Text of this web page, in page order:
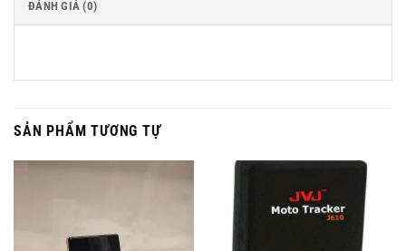
ĐÁNH GIÁ (0)
SẢN PHẨM TƯƠNG TỰ